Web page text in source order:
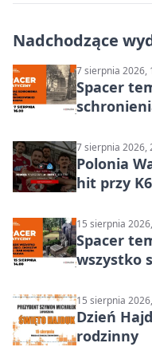
Nadchodzące
7 sierpnia 2026,
Spacer
7 sierpnia 2026,
Polonia
hit przy K6
15 sierpnia
Spacer
wszystko
15 sierpnia
Dzień
rodzinny